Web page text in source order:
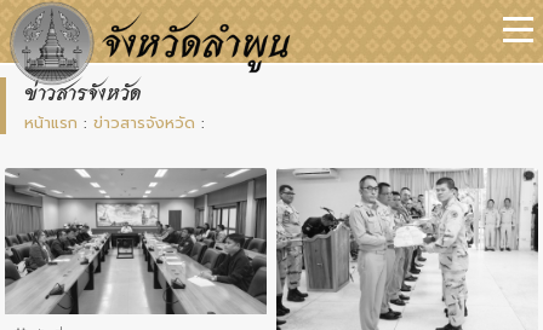
ข่าวสารจังหวัด
หน้าแรก : ข่าวสารจังหวัด :
ข่าวสารจังหวัด
ข่าวสารจังหวัด